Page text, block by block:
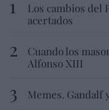
Los cambios del
acertados
Cuando los
Alfonso XIII
Memes. Gandalf